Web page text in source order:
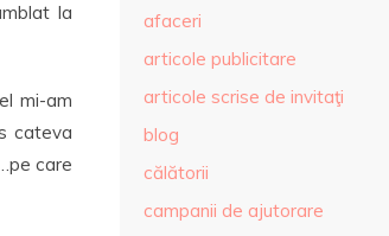
la
mi-am
cateva
care
afaceri
articole publicitare
articole scrise de invitaţi
blog
călătorii
campanii de ajutorare